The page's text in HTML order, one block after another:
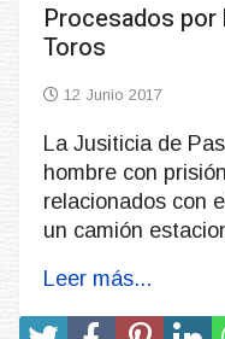
Procesados
Toros
12 Junio 2017
La Jusiticia de
hombre con
relacionados con
un camión
Leer más...